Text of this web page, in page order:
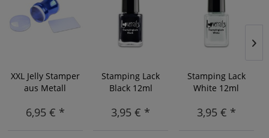
XXL Jelly Stamper
aus Metall
6,95 € *
Stamping Lack
Black 12ml
3,95 € *
Stamping Lack
White 12ml
3,95 € *